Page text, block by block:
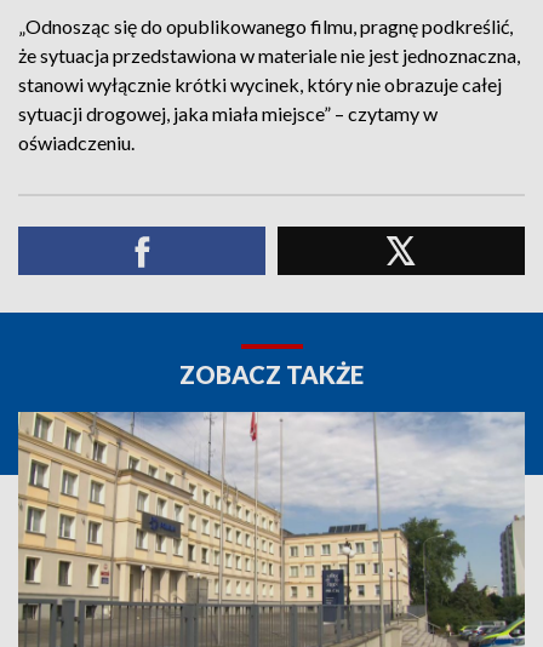
„Odnosząc się do opublikowanego filmu, pragnę podkreślić,
że sytuacja przedstawiona w materiale nie jest jednoznaczna,
stanowi wyłącznie krótki wycinek, który nie obrazuje całej
sytuacji drogowej, jaka miała miejsce” – czytamy w
oświadczeniu.
ZOBACZ TAKŻE